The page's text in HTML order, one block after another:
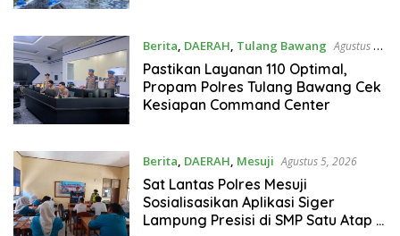
Berita, DAERAH, Tulang Bawang Agustus 5,
2026
Pastikan Layanan 110 Optimal,
Propam Polres Tulang Bawang Cek
Kesiapan Command Center
Berita, DAERAH, Mesuji Agustus 5, 2026
Sat Lantas Polres Mesuji
Sosialisasikan Aplikasi Siger
Lampung Presisi di SMP Satu Atap 1